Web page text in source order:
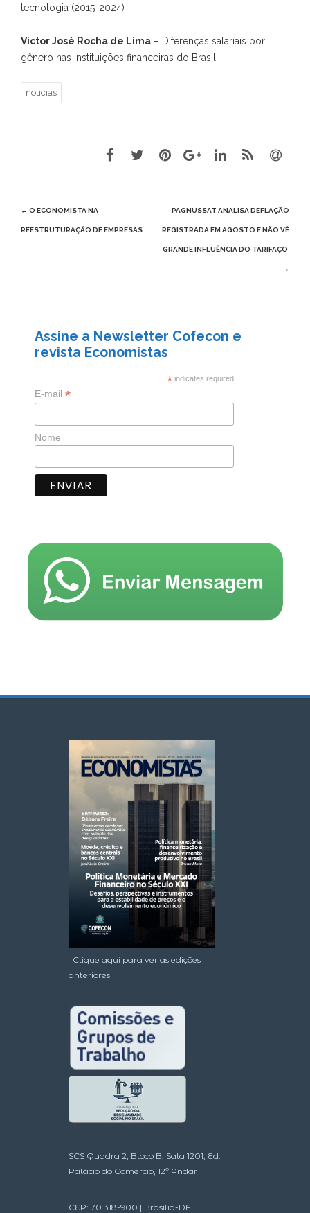
tecnologia (2015-2024)
Victor José Rocha de Lima – Diferenças salariais por
gênero nas instituições financeiras do Brasil
noticias
Post
navigation
← O ECONOMISTA NA
REESTRUTURAÇÃO DE EMPRESAS
PAGNUSSAT ANALISA DEFLAÇÃO
REGISTRADA EM AGOSTO E NÃO VÊ
GRANDE INFLUÊNCIA DO TARIFAÇO
→
Assine a Newsletter Cofecon e
revista Economistas
* indicates required
E-mail *
Nome
Clique aqui para ver as edições
anteriores
SCS Quadra 2, Bloco B, Sala 1201, Ed.
Palácio do Comércio, 12º Andar
CEP: 70.318-900 | Brasília-DF